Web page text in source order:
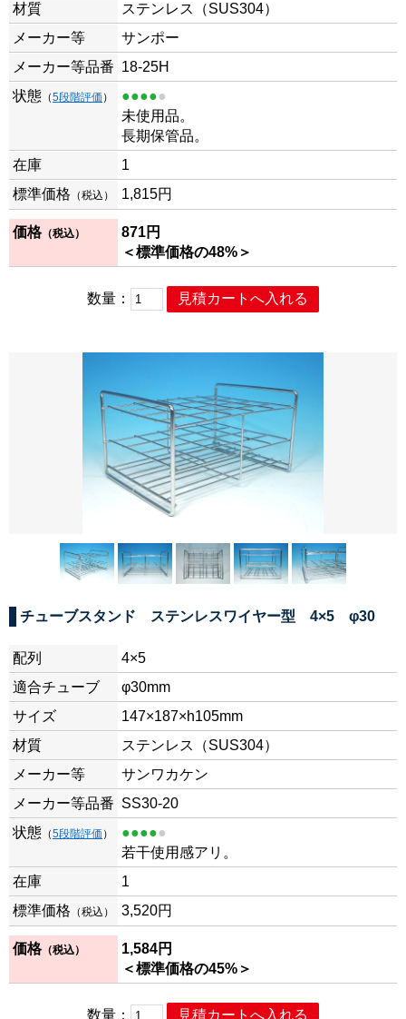
材質
ステンレス（SUS304）
メーカー等
サンポー
メーカー等品番 18-25H
状態 （5段階評価 ） ●●●●●
未使用品。
長期保管品。
在庫
1
標準価格 （税込） 1,815円
価格（税込） 871円
＜標準価格の48%＞
数量：
チューブスタンド ステンレスワイヤー型 4×5 φ30
配列
4×5
適合チューブ
φ30mm
サイズ
147×187×h105mm
材質
ステンレス（SUS304）
メーカー等
サンワカケン
メーカー等品番 SS30-20
状態 （5段階評価 ） ●●●●●
若干使用感アリ。
在庫
1
標準価格 （税込） 3,520円
価格（税込） 1,584円
＜標準価格の45%＞
数量：